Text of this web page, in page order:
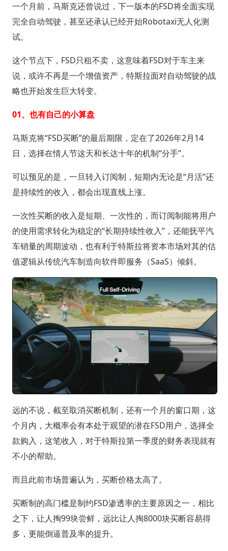
一个月前，马斯克还曾说过，下一版本的FSD将全面实现
完全自动驾驶，甚至还承认已经开始Robotaxi无人化测
试。
这个节点下，FSD只租不卖，这意味着FSD对于车主来
说，或许不再是一个增值资产，特斯拉面对自动驾驶的战
略也开始发生巨大转变。
01、也有自己的小算盘
马斯克将“FSD买断”的最后期限，定在了2026年2月14
日，选择在情人节这天和长达十年的机制“分手”。
可以预见的是，一旦转入订阅制，短期内无论是“月活”还
是持续性的收入，都会出现直线上涨。
一次性买断的收入是短期、一次性的，而订阅制能将用户
的使用需求转化为稳定的“长期持续性收入”，还能抚平汽
车销量的周期波动，也有利于特斯拉将资本市场对其的估
值逻辑从传统汽车制造向软件即服务（SaaS）倾斜。
远的不说，截至取消买断机制，还有一个月的窗口期，这
个月内，大概率会有本处于观望的潜在FSD用户，选择全
款购入，这笔收入，对于特斯拉第一季度的财务表现就有
不小的帮助。
而且此前市场普遍认为，买断价格太高了。
买断制的高门槛是制约FSD渗透率的主要原因之一，相比
之下，让人掏99块尝鲜，远比让人掏8000块买断容易得
多，更能倒逼普及率的提升。